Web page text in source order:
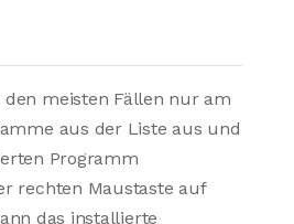
den meisten Fällen nur am
aus der Liste aus und
Programm
rechten Maustaste auf
das installierte